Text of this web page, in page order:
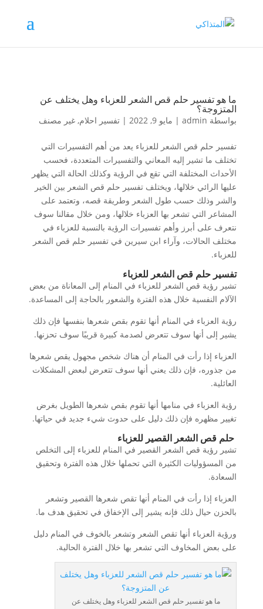
ما هو تفسير حلم قص الشعر للعزباء وهل يختلف عن
المتزوجة؟
بواسطة admin
| مايو 9, 2022 | تفسير احلام, غير مصنف
تفسير حلم قص الشعر للعزباء يعد من أهم التفسيرات التي
تختلف ما تشير إليه المعاني والتفسيرات المتعددة، فحسب
الأحداث المختلفة التي تقع في الرؤية وكذلك الحالة التي يظهر
عليها الرائي خلالها، ويختلف تفسير حلم قص الشعر بين الخير
والشر وذلك حسب طول الشعر وطريقة قصه، وتعتمد على
المشاعر التي تشعر بها العزباء خلالها، ومن خلال مقالنا سوف
نتعرف على أبرز وأهم تفسيرات الرؤية بالنسبة للعزباء في
مختلف الحالات، وآراء ابن سيرين في تفسير حلم قص الشعر
للعزباء.
تفسير حلم قص الشعر للعزباء
تشير رؤية قص الشعر للعزباء في المنام إلى المعاناة من بعض
الآلام النفسية خلال هذه الفترة والشعور بالحاجة إلى المساعدة.
رؤية العزباء في المنام أنها تقوم بقص شعرها بنفسها فإن ذلك
يشير إلى أنها سوف تتعرض لصدمة كبيرة قريبًا سوف تحزنها.
العزباء إذا رأت في المنام أن هناك شخص مجهول يقص شعرها
من جذوره، فإن ذلك يعني أنها سوف تتعرض لبعض المشكلات
العائلية.
رؤية العزباء في منامها أنها تقوم بقص شعرها الطويل بغرض
تغيير مظهره فإن ذلك دليل على حدوث شيء جديد في حياتها.
حلم قص الشعر القصير للعزباء
تشير رؤية قص الشعر القصير في المنام للعزباء إلى التخلص
من المسؤوليات الكثيرة التي تحملها خلال هذه الفترة وتحقيق
السعادة.
العزباء إذا رأت في المنام أنها تقص شعرها القصير وتشعر
بالحزن حيال ذلك فإنه يشير إلى الإخفاق في تحقيق هدف ما.
ورؤية العزباء أنها تقص الشعر وتشعر بالخوف في المنام دليل
على بعض المخاوف التي تشعر بها خلال الفترة الحالية.
ما هو تفسير حلم قص الشعر للعزباء وهل يختلف عن